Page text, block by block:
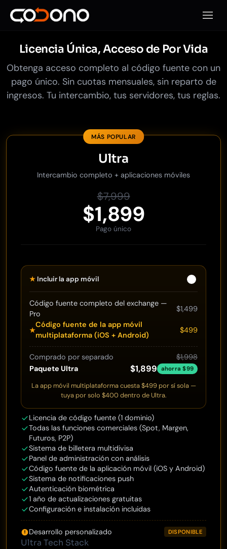
Abrir
Licencia Única, Acceso de Por Vida
Obtenga acceso completo al código fuente con un
pago único. Sin cuotas mensuales, sin reparto de
ingresos. Tu intercambio, tus servidores, tus reglas.
MÁS POPULAR
Ultra
Intercambio completo + aplicaciones móviles
$7,999
$1,899
Pago único
★ Incluir la app móvil
Código fuente completo del exchange —
Pro
$1,499
★
Código fuente de la app móvil
multiplataforma (iOS + Android)
$499
Comprado por separado
$1,998
Paquete Ultra
$1,899 ahorra $99
La app móvil multiplataforma cuesta $499 por sí sola —
tuya por solo $400 dentro de Ultra.
Licencia de código fuente (1 dominio)
Todas las funciones comerciales (Spot, Margen,
Futuros, P2P)
Sistema de billetera multidivisa
Panel de administración con análisis
Código fuente de la aplicación móvil (iOS y Android)
Sistema de notificaciones push
Autenticación biométrica
1 año de actualizaciones gratuitas
Configuración e instalación incluidas
Desarrollo personalizado DISPONIBLE
Ultra Tech Stack